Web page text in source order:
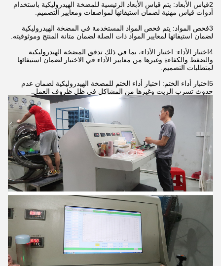
2قياس الأبعاد: يتم قياس الأبعاد الرئيسية للمضخة الهيدروليكية باستخدام
أدوات قياس مهنية لضمان استيفائها لمواصفات ومعايير التصميم.
3فحص المواد: يتم فحص المواد المستخدمة في المضخة الهيدروليكية
لضمان استيفائها لمعايير المواد ذات الصلة لضمان متانة المنتج وموثوقيته.
4اختبار الأداء: اختبار الأداء، بما في ذلك تدفق المضخة الهيدروليكية
والضغط والكفاءة وغيرها من معايير الأداء في الاختبار لضمان استيفائها
لمتطلبات التصميم.
5اختبار أداء الختم: اختبار أداء الختم للمضخة الهيدروليكية لضمان عدم
حدوث تسرب الزيت وغيرها من المشاكل في ظل ظروف العمل.